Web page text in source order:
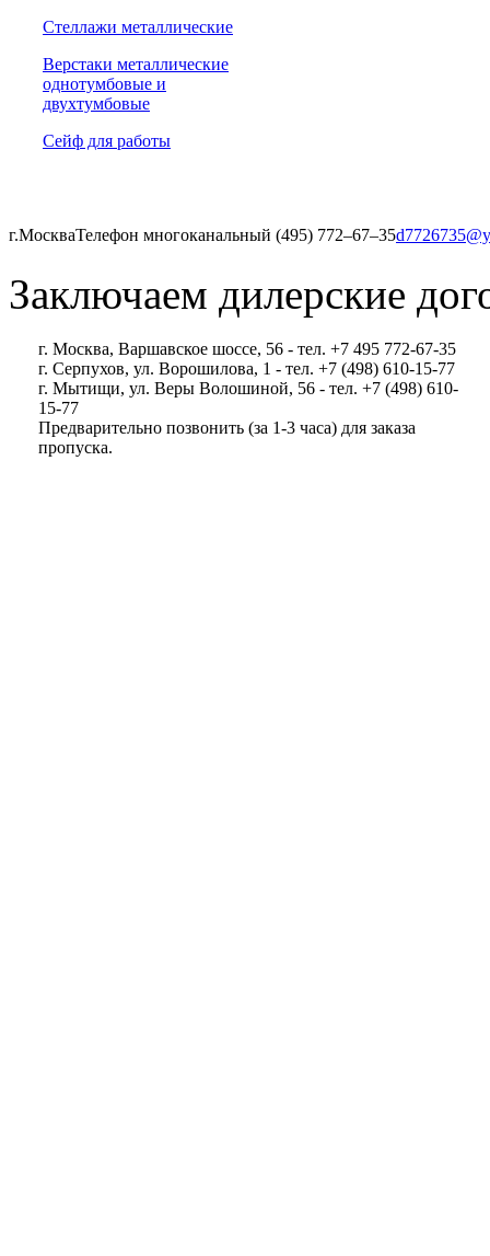
Стеллажи металлические
Верстаки металлические
однотумбовые и
двухтумбовые
Сейф для работы
г.МоскваТелефон многоканальный (495) 772‒67‒35
Заключаем дилерские
г. Москва, Варшавское шоссе, 56 - тел. +7 495 772-67-35
г. Серпухов, ул. Ворошилова, 1 - тел. +7 (498) 610-15-77
г. Мытищи, ул. Веры Волошиной, 56 - тел. +7 (498) 610-
15-77
Предварительно позвонить (за 1-3 часа) для заказа
пропуска.